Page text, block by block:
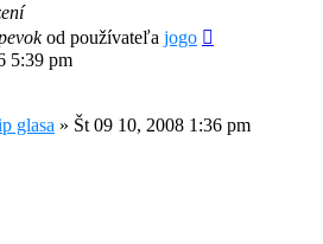
od používateľa jogo
5:39 pm
glasa » Št 09 10, 2008 1:36 pm